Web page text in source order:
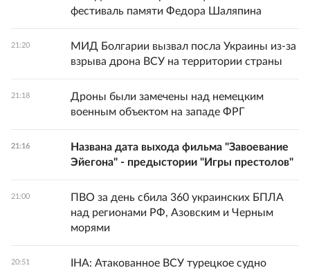
фестиваль памяти Федора Шаляпина
21:20
МИД Болгарии вызвал посла Украины из-за
взрыва дрона ВСУ на территории страны
21:18
Дроны были замечены над немецким
военным объектом на западе ФРГ
21:16
Названа дата выхода фильма "Завоевание
Эйегона" - предыстории "Игры престолов"
21:00
ПВО за день сбила 360 украинских БПЛА
над регионами РФ, Азовским и Черным
морями
20:51
IHA: Атакованное ВСУ турецкое судно